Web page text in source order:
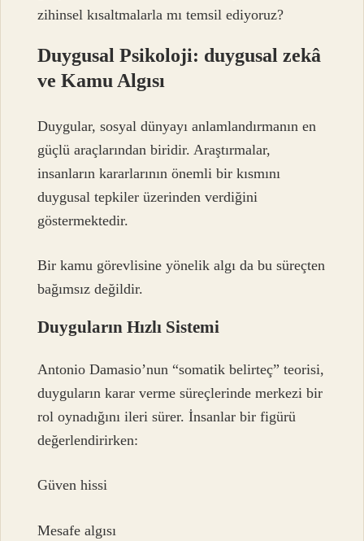
zihinsel kısaltmalarla mı temsil ediyoruz?
Duygusal Psikoloji: duygusal zekâ
ve Kamu Algısı
Duygular, sosyal dünyayı anlamlandırmanın en
güçlü araçlarından biridir. Araştırmalar,
insanların kararlarının önemli bir kısmını
duygusal tepkiler üzerinden verdiğini
göstermektedir.
Bir kamu görevlisine yönelik algı da bu süreçten
bağımsız değildir.
Duyguların Hızlı Sistemi
Antonio Damasio’nun “somatik belirteç” teorisi,
duyguların karar verme süreçlerinde merkezi bir
rol oynadığını ileri sürer. İnsanlar bir figürü
değerlendirirken:
Güven hissi
Mesafe algısı